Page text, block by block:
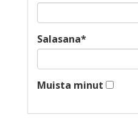
Salasana*
Muista minut